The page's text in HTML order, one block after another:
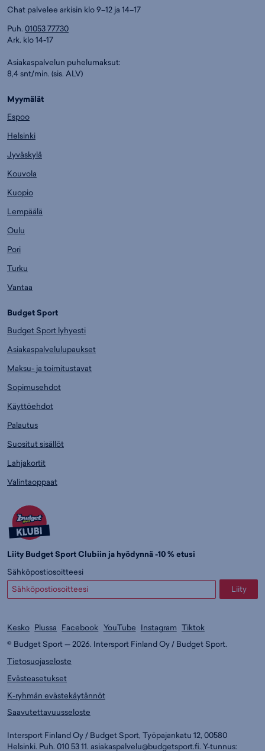
Chat palvelee arkisin klo 9–12 ja 14–17
Puh. 01053 77730
Ark. klo 14-17
Asiakaspalvelun puhelumaksut:
8,4 snt/min. (sis. ALV)
Myymälät
Espoo
Helsinki
Jyväskylä
Kouvola
Kuopio
Lempäälä
Oulu
Pori
Turku
Vantaa
Budget Sport
Budget Sport lyhyesti
Asiakaspalvelulupaukset
Maksu- ja toimitustavat
Sopimusehdot
Käyttöehdot
Palautus
Suositut sisällöt
Lahjakortit
Valintaoppaat
Liity Budget Sport Clubiin ja hyödynnä -10 % etusi
Sähköpostiosoitteesi
Liity
Kesko Plussa Facebook YouTube Instagram Tiktok
© Budget Sport — 2026. Intersport Finland Oy / Budget Sport.
Tietosuojaseloste
Evästeasetukset
K-ryhmän evästekäytännöt
Saavutettavuusseloste
Intersport Finland Oy / Budget Sport, Työpajankatu 12, 00580
Helsinki. Puh. 010 53 11. asiakaspalvelu@budgetsport.fi. Y-tunnus: